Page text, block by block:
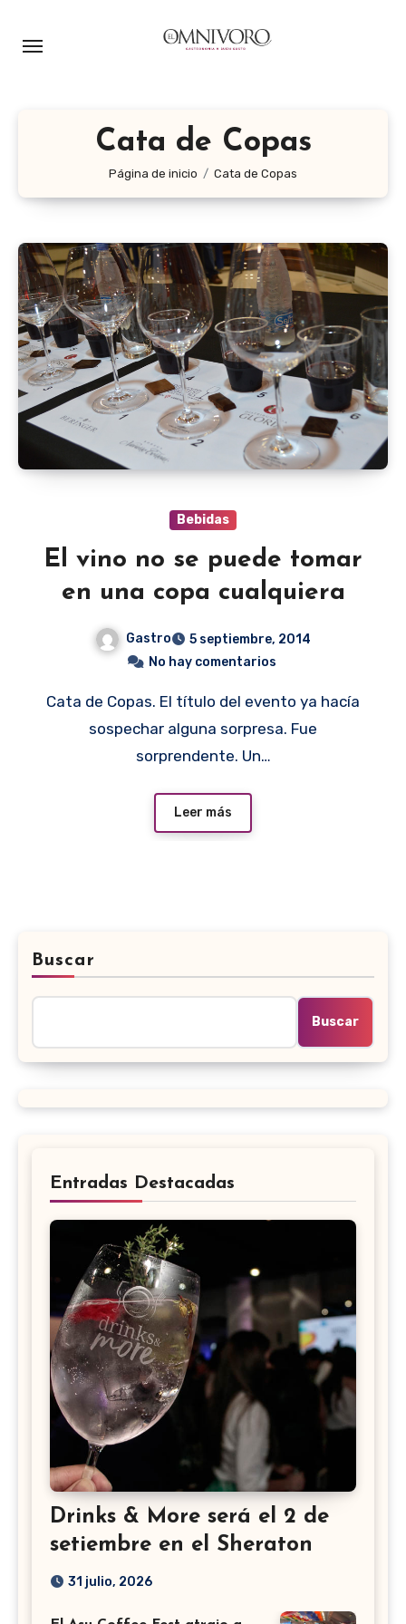
Cata de Copas
Página de inicio Cata de Copas
Bebidas
El vino no se puede tomar
en una copa cualquiera
Gastro
5 septiembre, 2014
No hay comentarios
Cata de Copas. El título del evento ya hacía
sospechar alguna sorpresa. Fue
sorprendente. Un…
Leer más
Buscar
Buscar
Entradas Destacadas
Drinks & More será el 2 de
setiembre en el Sheraton
31 julio, 2026